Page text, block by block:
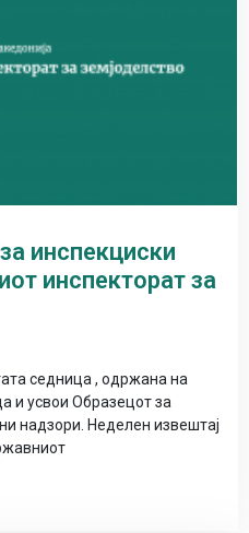
инспекциски
инспекторат за
седница , одржана на
и усвои Образецот за
надзори. Неделен извештај